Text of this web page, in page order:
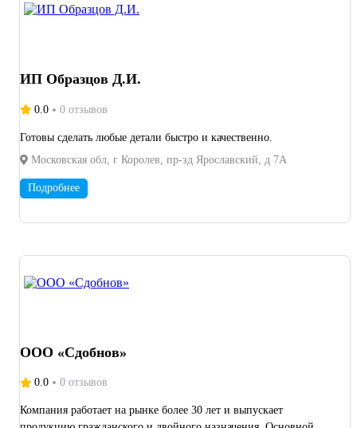
ИП Образцов Д.И.
0.0 0 отзывов
Готовы сделать любые детали быстро и качественно.
Московская обл, г Королев, пр-зд Ярославский, д 7А
Подробнее
ООО «Сдобнов»
0.0 0 отзывов
Компания работает на рынке более 30 лет и выпускает